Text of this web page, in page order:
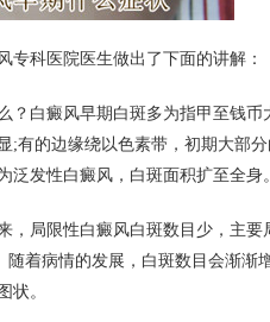
专科医院 医生做出了下面的讲解：
？ 白癜风早期白斑多为指甲至钱币
;有的边缘绕以色素带，初期大部
发性白癜风，白斑面积扩至全身。
，局限性白癜风白斑数目少，主要
着病情的发展，白斑数目会渐渐
状。